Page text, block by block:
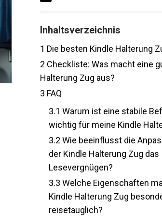
Inhaltsverzeichnis
1 Die besten Kindle Halterung
2 Checkliste: Was macht eine
Halterung Zug aus?
3 FAQ
3.1 Warum ist eine stabile
wichtig für meine Kindle
3.2 Wie beeinflusst die
der Kindle Halterung Zug das
Lesevergnügen?
3.3 Welche Eigenschaften
Kindle Halterung Zug
reisetauglich?